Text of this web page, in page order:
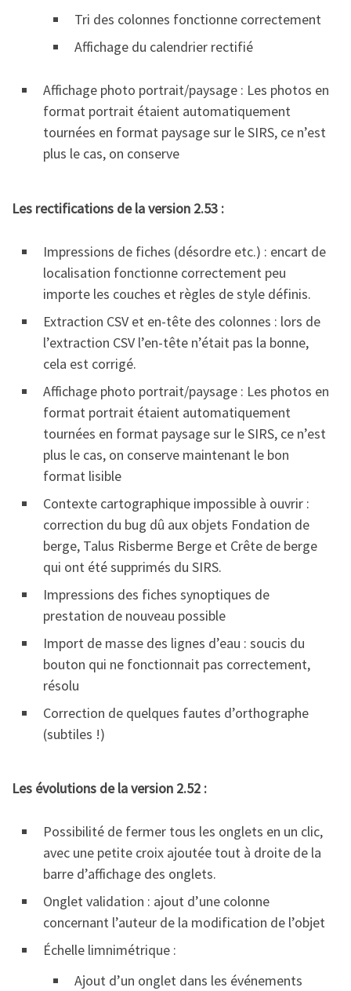
Tri des colonnes fonctionne correctement
Affichage du calendrier rectifié
Affichage photo portrait/paysage : Les photos en
format portrait étaient automatiquement
tournées en format paysage sur le SIRS, ce n’est
plus le cas, on conserve
Les rectifications de la version 2.53 :
Impressions de fiches (désordre etc.) : encart de
localisation fonctionne correctement peu
importe les couches et règles de style définis.
Extraction CSV et en-tête des colonnes : lors de
l’extraction CSV l’en-tête n’était pas la bonne,
cela est corrigé.
Affichage photo portrait/paysage : Les photos en
format portrait étaient automatiquement
tournées en format paysage sur le SIRS, ce n’est
plus le cas, on conserve maintenant le bon
format lisible
Contexte cartographique impossible à ouvrir :
correction du bug dû aux objets Fondation de
berge, Talus Risberme Berge et Crête de berge
qui ont été supprimés du SIRS.
Impressions des fiches synoptiques de
prestation de nouveau possible
Import de masse des lignes d’eau : soucis du
bouton qui ne fonctionnait pas correctement,
résolu
Correction de quelques fautes d’orthographe
(subtiles !)
Les évolutions de la version 2.52 :
Possibilité de fermer tous les onglets en un clic,
avec une petite croix ajoutée tout à droite de la
barre d’affichage des onglets.
Onglet validation : ajout d’une colonne
concernant l’auteur de la modification de l’objet
Échelle limnimétrique :
Ajout d’un onglet dans les événements